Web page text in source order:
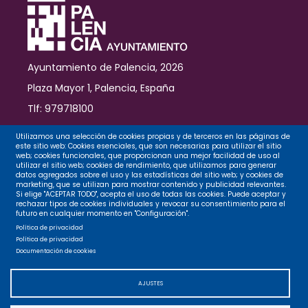
Ayuntamiento de Palencia, 2026
Plaza Mayor 1, Palencia, España
Tlf: 979718100
Contacto
Legal
Privacidad
Accesibilidad
Utilizamos una selección de cookies propias y de terceros en las páginas de
este sitio web: Cookies esenciales, que son necesarias para utilizar el sitio
web; cookies funcionales, que proporcionan una mejor facilidad de uso al
utilizar el sitio web; cookies de rendimiento, que utilizamos para generar
datos agregados sobre el uso y las estadísticas del sitio web; y cookies de
marketing, que se utilizan para mostrar contenido y publicidad relevantes.
Si elige "ACEPTAR TODO", acepta el uso de todas las cookies. Puede aceptar y
rechazar tipos de cookies individuales y revocar su consentimiento para el
futuro en cualquier momento en "Configuración".
Política de privacidad
Política de privacidad
Documentación de cookies
AJUSTES